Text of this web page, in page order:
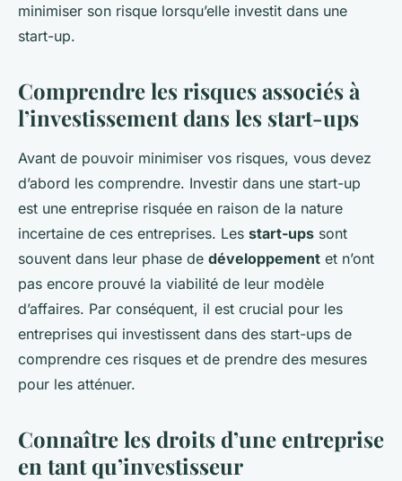
minimiser son risque lorsqu’elle investit dans une
start-up.
Comprendre les risques associés à
l’investissement dans les start-ups
Avant de pouvoir minimiser vos risques, vous devez
d’abord les comprendre. Investir dans une start-up
est une entreprise risquée en raison de la nature
incertaine de ces entreprises. Les start-ups sont
souvent dans leur phase de développement et n’ont
pas encore prouvé la viabilité de leur modèle
d’affaires. Par conséquent, il est crucial pour les
entreprises qui investissent dans des start-ups de
comprendre ces risques et de prendre des mesures
pour les atténuer.
Connaître les droits d’une entreprise
en tant qu’investisseur